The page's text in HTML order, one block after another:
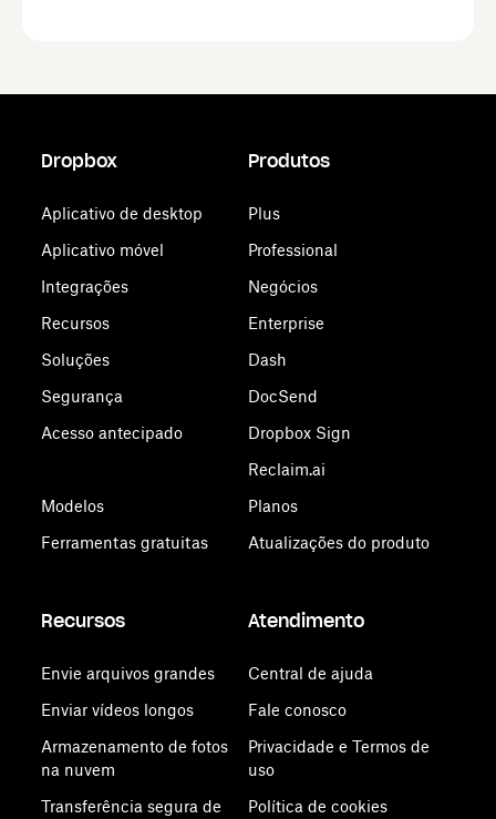
Dropbox
Aplicativo de desktop
Aplicativo móvel
Integrações
Recursos
Soluções
Segurança
Acesso antecipado
Modelos
Ferramentas gratuitas
Produtos
Plus
Professional
Negócios
Enterprise
Dash
DocSend
Dropbox Sign
Reclaim.ai
Planos
Atualizações do produto
Recursos
Envie arquivos grandes
Enviar vídeos longos
Armazenamento de fotos
na nuvem
Transferência segura de
Atendimento
Central de ajuda
Fale conosco
Privacidade e Termos de
uso
Política de cookies